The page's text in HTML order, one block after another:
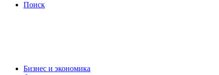
Поиск
Бизнес и экономика